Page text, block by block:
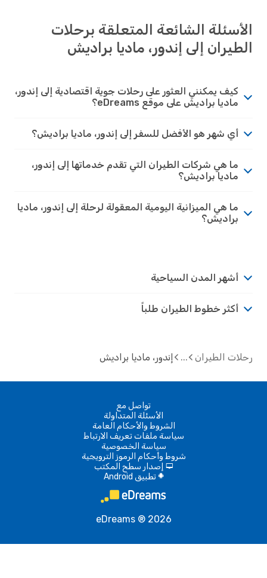
الشائعة المتعلقة برحلات
إلى إندور، ماديا براديش
كيف يمكنني العثور على رحلات جوية اقتصادية إلى إندور،
ماديا براديش على موقع eDreams؟
أي شهر هو الأفضل للسفر إلى إندور، ماديا براديش؟
ما هي شركات الطيران التي تقدم خدماتها إلى إندور،
ماديا براديش؟
ما هي الميزانية اليومية المعقولة لرحلة إلى إندور، ماديا
براديش؟
أشهر المدن السياحية
أكثر خطوط الطيران طلباً
الطيران إندور، ماديا براديش
تواصل مع
الأسئلة المتداولة
الشروط والأحكام العامة
سياسة ملفات تعريف الارتباط
سياسة الخصوصية
شروط وأحكام الرموز الترويجية
إصدار سطح المكتب
تطبيق Android
eDreams ® 2026